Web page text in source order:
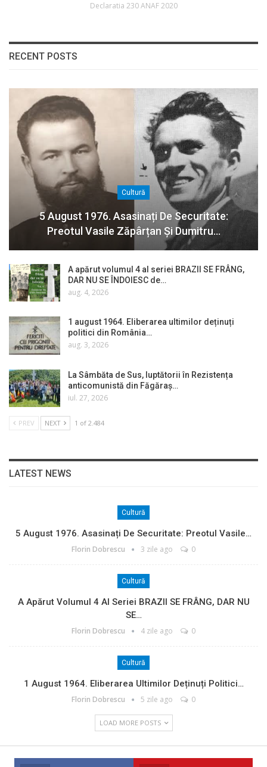
Declaratia 230 ANAF 2020
RECENT POSTS
Cultură
5 August 1976. Asasinați De Securitate:
Preotul Vasile Zăpârțan Și Dumitru…
A apărut volumul 4 al seriei BRAZII SE FRÂNG,
DAR NU SE ÎNDOIESC de…
aug. 4, 2026
1 august 1964. Eliberarea ultimilor deținuți
politici din România…
aug. 3, 2026
La Sâmbăta de Sus, luptătorii în Rezistența
anticomunistă din Făgăraș…
iul. 27, 2026
PREV NEXT 1 of 2.484
LATEST NEWS
Cultură
5 August 1976. Asasinați De Securitate: Preotul Vasile…
Florin Dobrescu 3 zile ago 0
Cultură
A Apărut Volumul 4 Al Seriei BRAZII SE FRÂNG, DAR NU
SE…
Florin Dobrescu 4 zile ago 0
Cultură
1 August 1964. Eliberarea Ultimilor Deținuți Politici…
Florin Dobrescu 5 zile ago 0
LOAD MORE POSTS